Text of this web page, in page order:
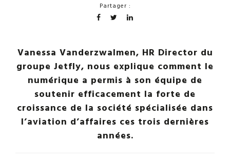
Partager :
Vanessa Vanderzwalmen, HR Director du
groupe Jetfly, nous explique comment le
numérique a permis à son équipe de
soutenir efficacement la forte de
croissance de la société spécialisée dans
l’aviation d’affaires ces trois dernières
années.